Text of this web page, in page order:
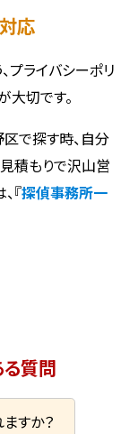
応
プライバシーポリ
大切です。
で探す時、自分
積もりで沢山営
『探偵事務所一
る質問
すか？